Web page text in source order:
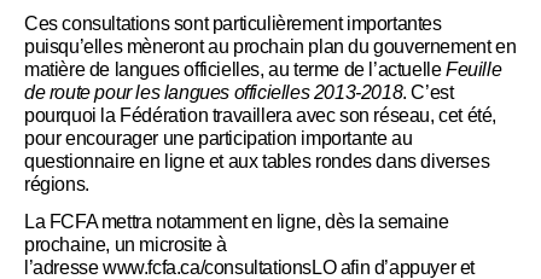
Ces consultations sont particulièrement importantes
puisqu’elles mèneront au prochain plan du gouvernement en
matière de langues officielles, au terme de l’actuelleFeuille
de route pour les langues officielles 2013-2018. C’est
pourquoi la Fédération travaillera avec son réseau, cet été,
pour encourager une participation importante au
questionnaire en ligne et aux tables rondes dans diverses
régions.
La FCFA mettra notamment en ligne, dès la semaine
prochaine, un microsite à
l’adresse www.fcfa.ca/consultationsLO afin d’appuyer et